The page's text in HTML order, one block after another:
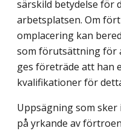
särskild betydelse för
arbetsplatsen. Om
omplacering kan
som förutsättning för
ges företräde att han
kvalifikationer för
Uppsägning som
på yrkande av